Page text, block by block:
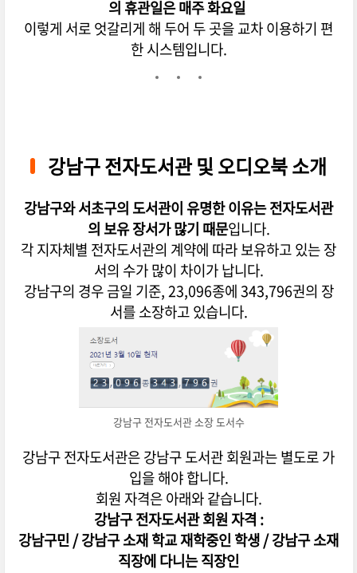
의 휴관일은 매주 화요일
이렇게 서로 엇갈리게 해 두어 두 곳을 교차 이용하기 편
한 시스템입니다.
강남구 전자도서관 및 오디오북 소개
강남구와 서초구의 도서관이 유명한 이유는 전자도서관
의 보유 장서가 많기 때문입니다.
각 지자체별 전자도서관의 계약에 따라 보유하고 있는 장
서의 수가 많이 차이가 납니다.
강남구의 경우 금일 기준, 23,096종에 343,796권의 장
서를 소장하고 있습니다.
강남구 전자도서관 소장 도서수
강남구 전자도서관은 강남구 도서관 회원과는 별도로 가
입을 해야 합니다.
회원 자격은 아래와 같습니다.
강남구 전자도서관 회원 자격 :
강남구민 / 강남구 소재 학교 재학중인 학생 / 강남구 소재
직장에 다니는 직장인